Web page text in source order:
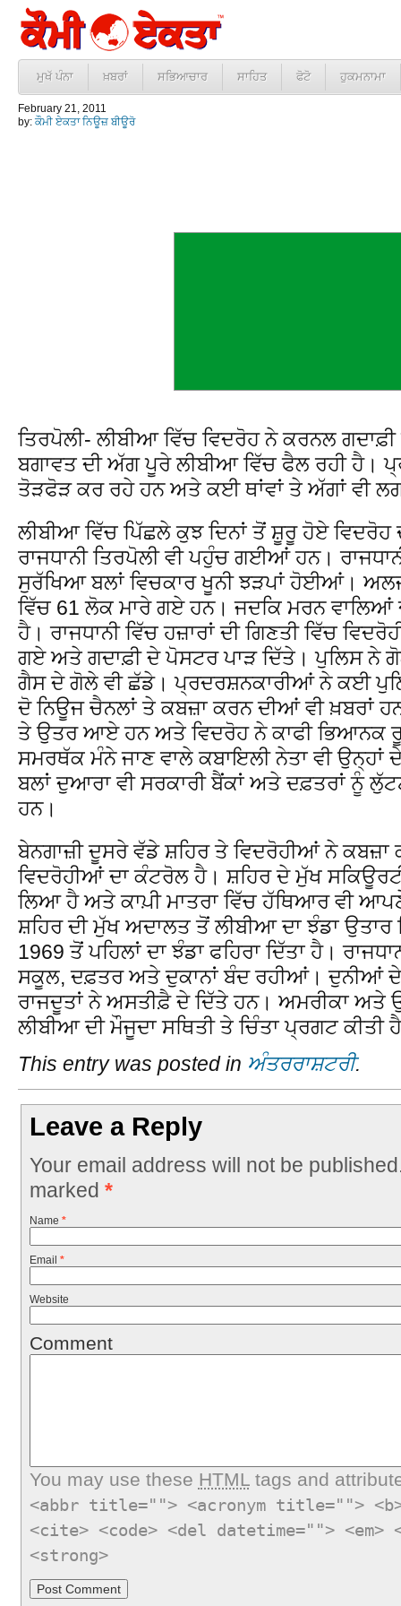
ਮੁਖੱ ਪੰਨਾ ਖ਼ਬਰਾਂ ਸਭਿਆਚਾਰ ਸਾਹਿਤ ਫੋਟੋ ਹੁਕਮਨਾਮਾ
February 21, 2011
by: ਕੌਮੀ ਏਕਤਾ ਨਿਊਜ਼ ਬੀਊਰੋ
ਤਿਰਪੋਲੀ- ਲੀਬੀਆ ਵਿੱਚ ਵਿਦਰੋਹ ਨੇ ਕਰਨਲ ਗਦਾਫ਼ੀ
ਬਗਾਵਤ ਦੀ ਅੱਗ ਪੂਰੇ ਲੀਬੀਆ ਵਿੱਚ ਫੈਲ ਰਹੀ ਹੈ।
ਤੋੜਫੋੜ ਕਰ ਰਹੇ ਹਨ ਅਤੇ ਕਈ ਥਾਂਵਾਂ ਤੇ ਅੱਗਾਂ ਵੀ
ਲੀਬੀਆ ਵਿੱਚ ਪਿੱਛਲੇ ਕੁਝ ਦਿਨਾਂ ਤੋਂ ਸ਼ੂਰੂ ਹੋਏ
ਰਾਜਧਾਨੀ ਤਿਰਪੋਲੀ ਵੀ ਪਹੁੰਚ ਗਈਆਂ ਹਨ।
ਸੁਰੱਖਿਆ ਬਲਾਂ ਵਿਚਕਾਰ ਖੂਨੀ ਝੜਪਾਂ ਹੋਈਆਂ।
ਵਿੱਚ 61 ਲੋਕ ਮਾਰੇ ਗਏ ਹਨ। ਜਦਕਿ ਮਰਨ
ਹੈ। ਰਾਜਧਾਨੀ ਵਿੱਚ ਹਜ਼ਾਰਾਂ ਦੀ ਗਿਣਤੀ ਵਿੱਚ
ਗਏ ਅਤੇ ਗਦਾਫ਼ੀ ਦੇ ਪੋਸਟਰ ਪਾੜ ਦਿੱਤੇ। ਪੁਲਿਸ ਨੇ
ਗੈਸ ਦੇ ਗੋਲੇ ਵੀ ਛੱਡੇ। ਪ੍ਰਦਰਸ਼ਨਕਾਰੀਆਂ ਨੇ ਕਈ
ਦੋ ਨਿਊਜ ਚੈਨਲਾਂ ਤੇ ਕਬਜ਼ਾ ਕਰਨ ਦੀਆਂ ਵੀ ਖ਼ਬਰਾਂ
ਤੇ ਉਤਰ ਆਏ ਹਨ ਅਤੇ ਵਿਦਰੋਹ ਨੇ ਕਾਫੀ ਭਿਆਨਕ
ਸਮਰਥੱਕ ਮੰਨੇ ਜਾਣ ਵਾਲੇ ਕਬਾਇਲੀ ਨੇਤਾ ਵੀ
ਬਲਾਂ ਦੁਆਰਾ ਵੀ ਸਰਕਾਰੀ ਬੈਂਕਾਂ ਅਤੇ ਦਫ਼ਤਰਾਂ ਨੂੰ
ਹਨ।
ਬੇਨਗਾਜ਼ੀ ਦੂਸਰੇ ਵੱਡੇ ਸ਼ਹਿਰ ਤੇ ਵਿਦਰੋਹੀਆਂ ਨੇ
ਵਿਦਰੋਹੀਆਂ ਦਾ ਕੰਟਰੋਲ ਹੈ। ਸ਼ਹਿਰ ਦੇ ਮੁੱਖ
ਲਿਆ ਹੈ ਅਤੇ ਕਾਪ਼ੀ ਮਾਤਰਾ ਵਿੱਚ ਹੱਥਿਆਰ ਵੀ
ਸ਼ਹਿਰ ਦੀ ਮੁੱਖ ਅਦਾਲਤ ਤੋਂ ਲੀਬੀਆ ਦਾ ਝੰਡਾ
1969 ਤੋਂ ਪਹਿਲਾਂ ਦਾ ਝੰਡਾ ਫਹਿਰਾ ਦਿੱਤਾ ਹੈ।
ਸਕੂਲ, ਦਫ਼ਤਰ ਅਤੇ ਦੁਕਾਨਾਂ ਬੰਦ ਰਹੀਆਂ। ਦੁਨੀਆਂ
ਰਾਜਦੂਤਾਂ ਨੇ ਅਸਤੀਫ਼ੈ ਦੇ ਦਿੱਤੇ ਹਨ। ਅਮਰੀਕਾ ਅਤੇ
ਲੀਬੀਆ ਦੀ ਮੌਜੂਦਾ ਸਥਿਤੀ ਤੇ ਚਿੰਤਾ ਪ੍ਰਗਟ ਕੀਤੀ
This entry was posted in ਅੰਤਰਰਾਸ਼ਟਰੀ.
Leave a Reply
Your email address will not be
marked *
Name *
Email *
Website
Comment
You may use these HTMLtags and
<abbr title=""> <acronym title="">
<cite> <code> <del datetime="">
<strong>